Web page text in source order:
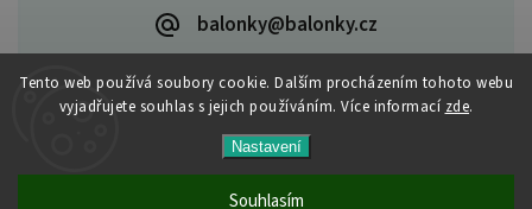
Tento web používá soubory cookie. Dalším procházením tohoto webu
vyjadřujete souhlas s jejich používáním. Více informací zde.
Nastavení
Souhlasím
balonky@balonky.cz
Party-narozeniny. Všechna práva vyhrazena.
Upravit nastavení cookies
VytvořilShoptet | Design